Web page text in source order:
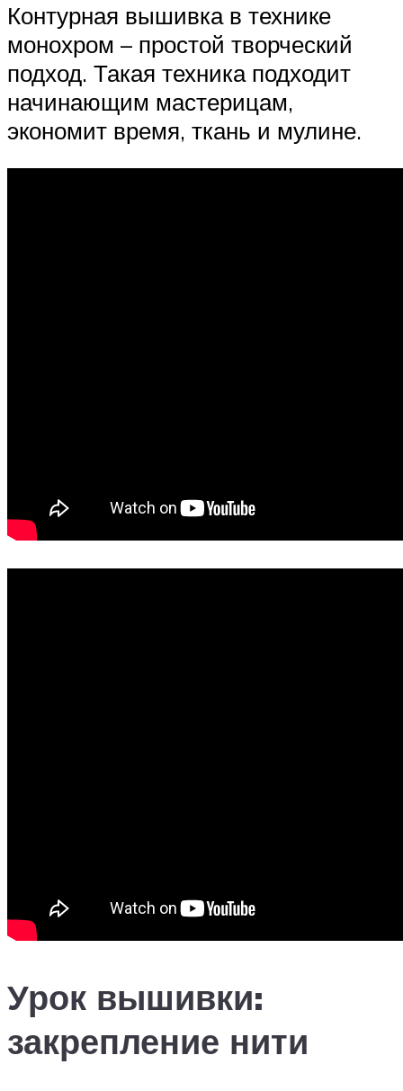
Контурная вышивка в технике
монохром – простой творческий
подход. Такая техника подходит
начинающим мастерицам,
экономит время, ткань и мулине.
Урок вышивки:
закрепление нити